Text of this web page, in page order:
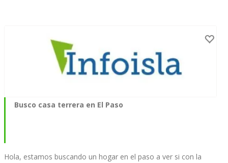
Busco casa terrera en El Paso
Hola, estamos buscando un hogar en el paso a ver si con la